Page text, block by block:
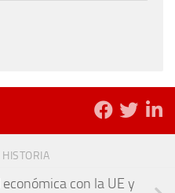
con la UE y